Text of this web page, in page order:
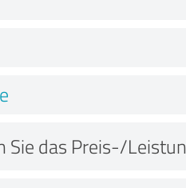
Sie das Preis-/